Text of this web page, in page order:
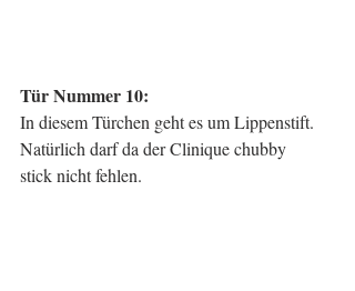
Tür Nummer 10:
In diesem Türchen geht es um Lippenstift.
Natürlich darf da der Clinique chubby
stick nicht fehlen.